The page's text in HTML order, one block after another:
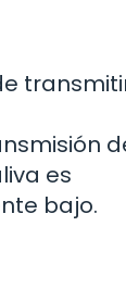
es
bajo.